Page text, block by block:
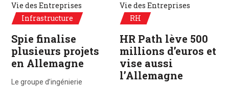
Vie des Entreprises
Infrastructure
Spie finalise
plusieurs projets
en Allemagne
Le groupe d’ingénierie
Vie des Entreprises
RH
HR Path lève 500
millions d’euros et
vise aussi
l’Allemagne